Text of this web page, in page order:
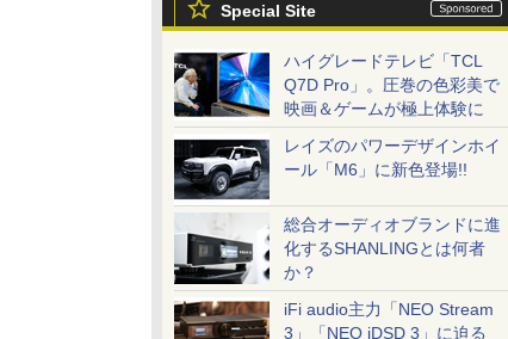
Special Site
ハイグレードテレビ「TCL
Q7D Pro」。圧巻の色彩美で
映画＆ゲームが極上体験に
レイズのパワーデザインホイ
ール「M6」に新色登場!!
総合オーディオブランドに進
化するSHANLINGとは何者
か？
iFi audio主力「NEO Stream
3」「NEO iDSD 3」に迫る